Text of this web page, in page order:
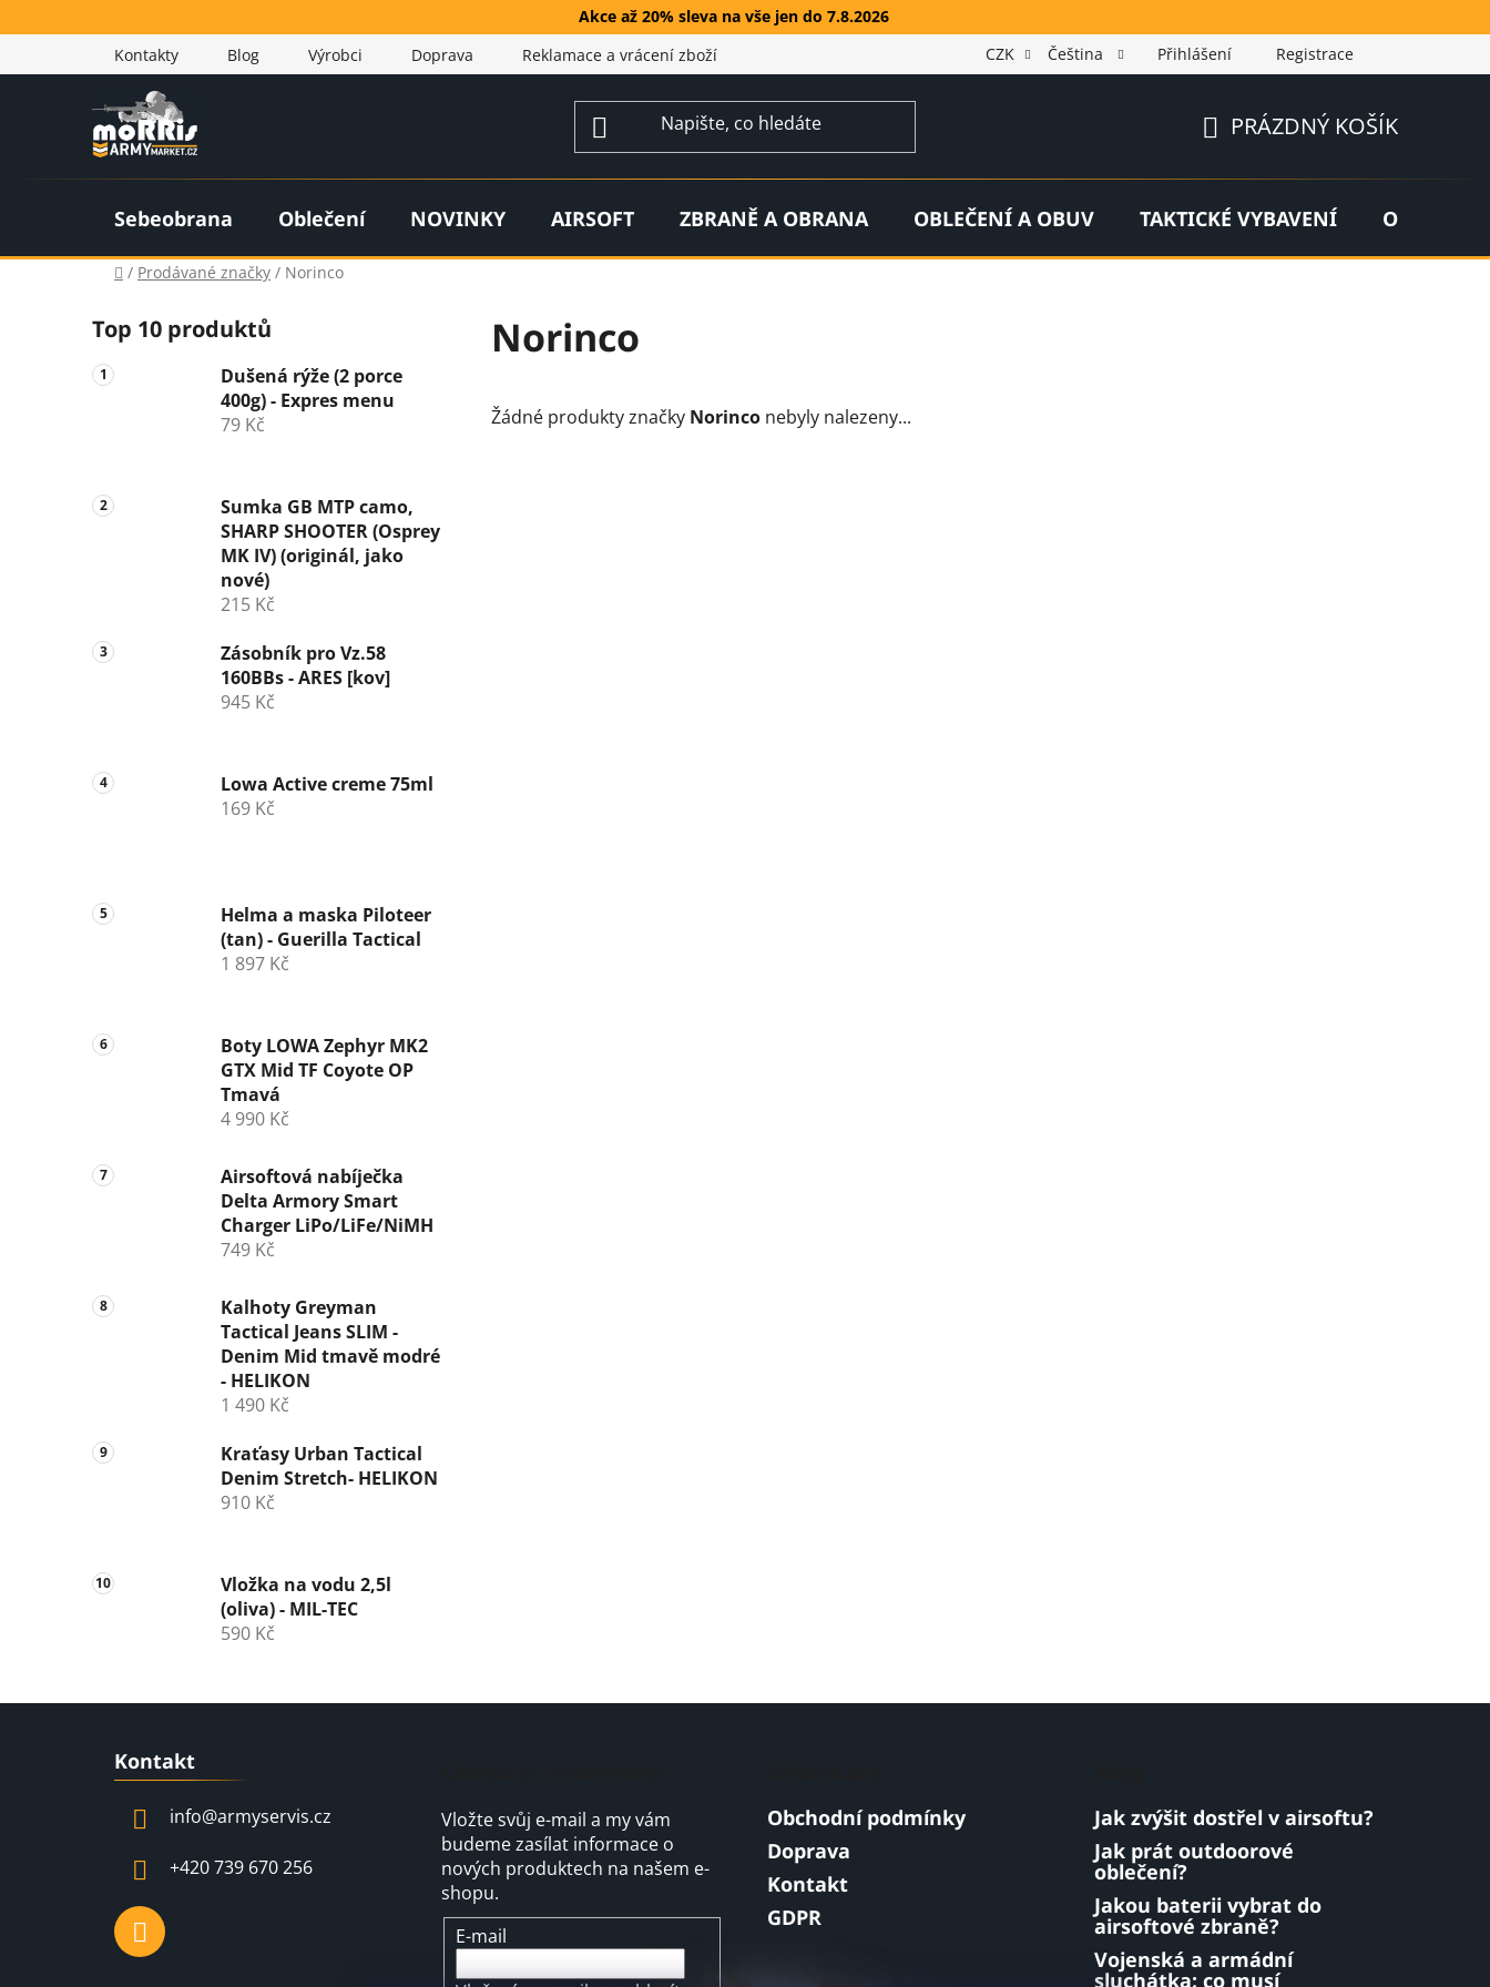
na
Akce až 20% sleva na vše jen do 7.8.2026
Kontakty
Blog Výrobci Doprava Reklamace a vrácení zboží CZK Čeština Přihlášení Registrace
KOŠÍK
PRÁZDNÝ KOŠÍK
Sebeobrana Oblečení NOVINKY AIRSOFT ZBRANĚ A OBRANA OBLEČENÍ A OBUV TAKTICKÉ VYBAVENÍ OUTDOOR
Domů
/ Prodávané značky / Norinco
o
s
t
n
e
Top 10 produktů
Dušená rýže (2 porce
400g) - Expres menu
79 Kč
Sumka GB MTP camo,
SHARP SHOOTER (Osprey
MK IV) (originál, jako
nové)
215 Kč
Zásobník pro Vz.58
160BBs - ARES [kov]
945 Kč
Lowa Active creme 75ml
169 Kč
Helma a maska Piloteer
(tan) - Guerilla Tactical
1 897 Kč
Boty LOWA Zephyr MK2
GTX Mid TF Coyote OP
Tmavá
4 990 Kč
Airsoftová nabíječka
Delta Armory Smart
Charger LiPo/LiFe/NiMH
749 Kč
Kalhoty Greyman
Tactical Jeans SLIM -
Denim Mid tmavě modré
- HELIKON
1 490 Kč
Kraťasy Urban Tactical
Denim Stretch- HELIKON
910 Kč
Vložka na vodu 2,5l
(oliva) - MIL-TEC
590 Kč
Norinco
Žádné produkty značky Norinco nebyly nalezeny...
Kontakt
info@armyservis.cz
+420 739 670 256
Vložte svůj e-mail a my vám
budeme zasílat informace o
nových produktech na našem e-
shopu.
E-mail
Obchodní podmínky
Doprava
Kontakt
GDPR
Jak zvýšit dostřel v airsoftu?
Jak prát outdoorové
oblečení?
Jakou baterii vybrat do
airsoftové zbraně?
Vojenská a armádní
sluchátka: co musí